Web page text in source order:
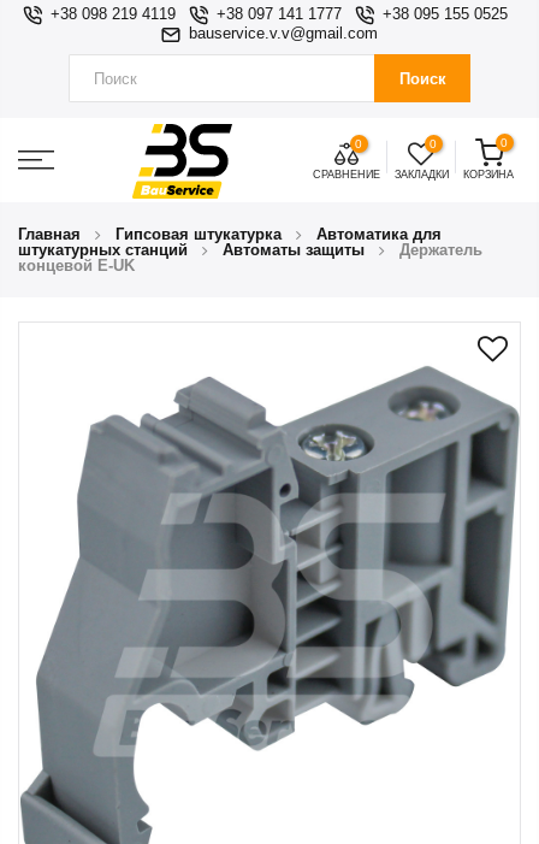
+38 098 219 4119 +38 097 141 1777
+38 095 155 0525
bauservice.v.v@gmail.com
Поиск
0
СРАВНЕНИЕ
0
ЗАКЛАДКИ
0
КОРЗИНА
Главная Гипсовая штукатурка
Автоматика для
штукатурных станций
Автоматы защиты
Держатель
концевой E-UK